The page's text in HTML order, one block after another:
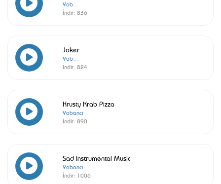
İndir: 836
Joker
İndir: 824
Krusty Krab Pizza
Yabancı
İndir: 890
Sad Instrumental Music
Yabancı
İndir: 1006